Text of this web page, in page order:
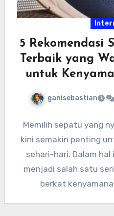
5 Rekomendasi
Terbaik yang
untuk
ganisebastian
Memilih sepatu yang
kini semakin penting
sehari-hari. Dalam hal
menjadi salah satu
berkat